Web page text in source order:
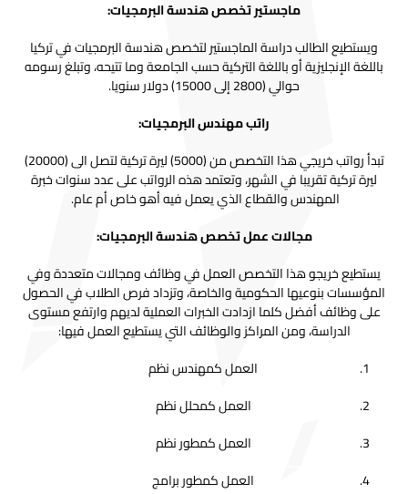
ماجستير تخصص هندسة البرمجيات:
ويستطيع الطالب دراسة الماجستير لتخصص هندسة البرمجيات في تركيا
باللغة الإنجليزية أو باللغة التركية حسب الجامعة وما تتيحه، وتبلغ رسومه
حوالي (2800 إلى 15000) دولار سنويا.
راتب مهندس البرمجيات:
تبدأ رواتب خريجي هذا التخصص من (5000) ليرة تركية لتصل الى (20000)
ليرة تركية تقريبا في الشهر، وتعتمد هذه الرواتب على عدد سنوات خبرة
المهندس والقطاع الذي يعمل فيه أهو خاص أم عام.
مجالات عمل تخصص هندسة البرمجيات:
يستطيع خريجو هذا التخصص العمل في وظائف ومجالات متعددة وفي
المؤسسات بنوعيها الحكومية والخاصة، وتزداد فرص الطلاب في الحصول
على وظائف أفضل كلما ازدادت الخبرات العملية لديهم وارتفع مستوى
الدراسة، ومن المراكز والوظائف التي يستطيع العمل فيها:
العمل كمهندس نظم
العمل كمحلل نظم
العمل كمطور نظم
العمل كمطور برامج